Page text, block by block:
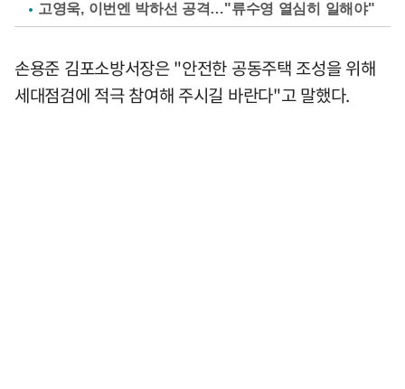
고영욱, 이번엔 박하선 공격…"류수영 열심히 일해야"
손용준 김포소방서장은 "안전한 공동주택 조성을 위해
세대점검에 적극 참여해 주시길 바란다"고 말했다.